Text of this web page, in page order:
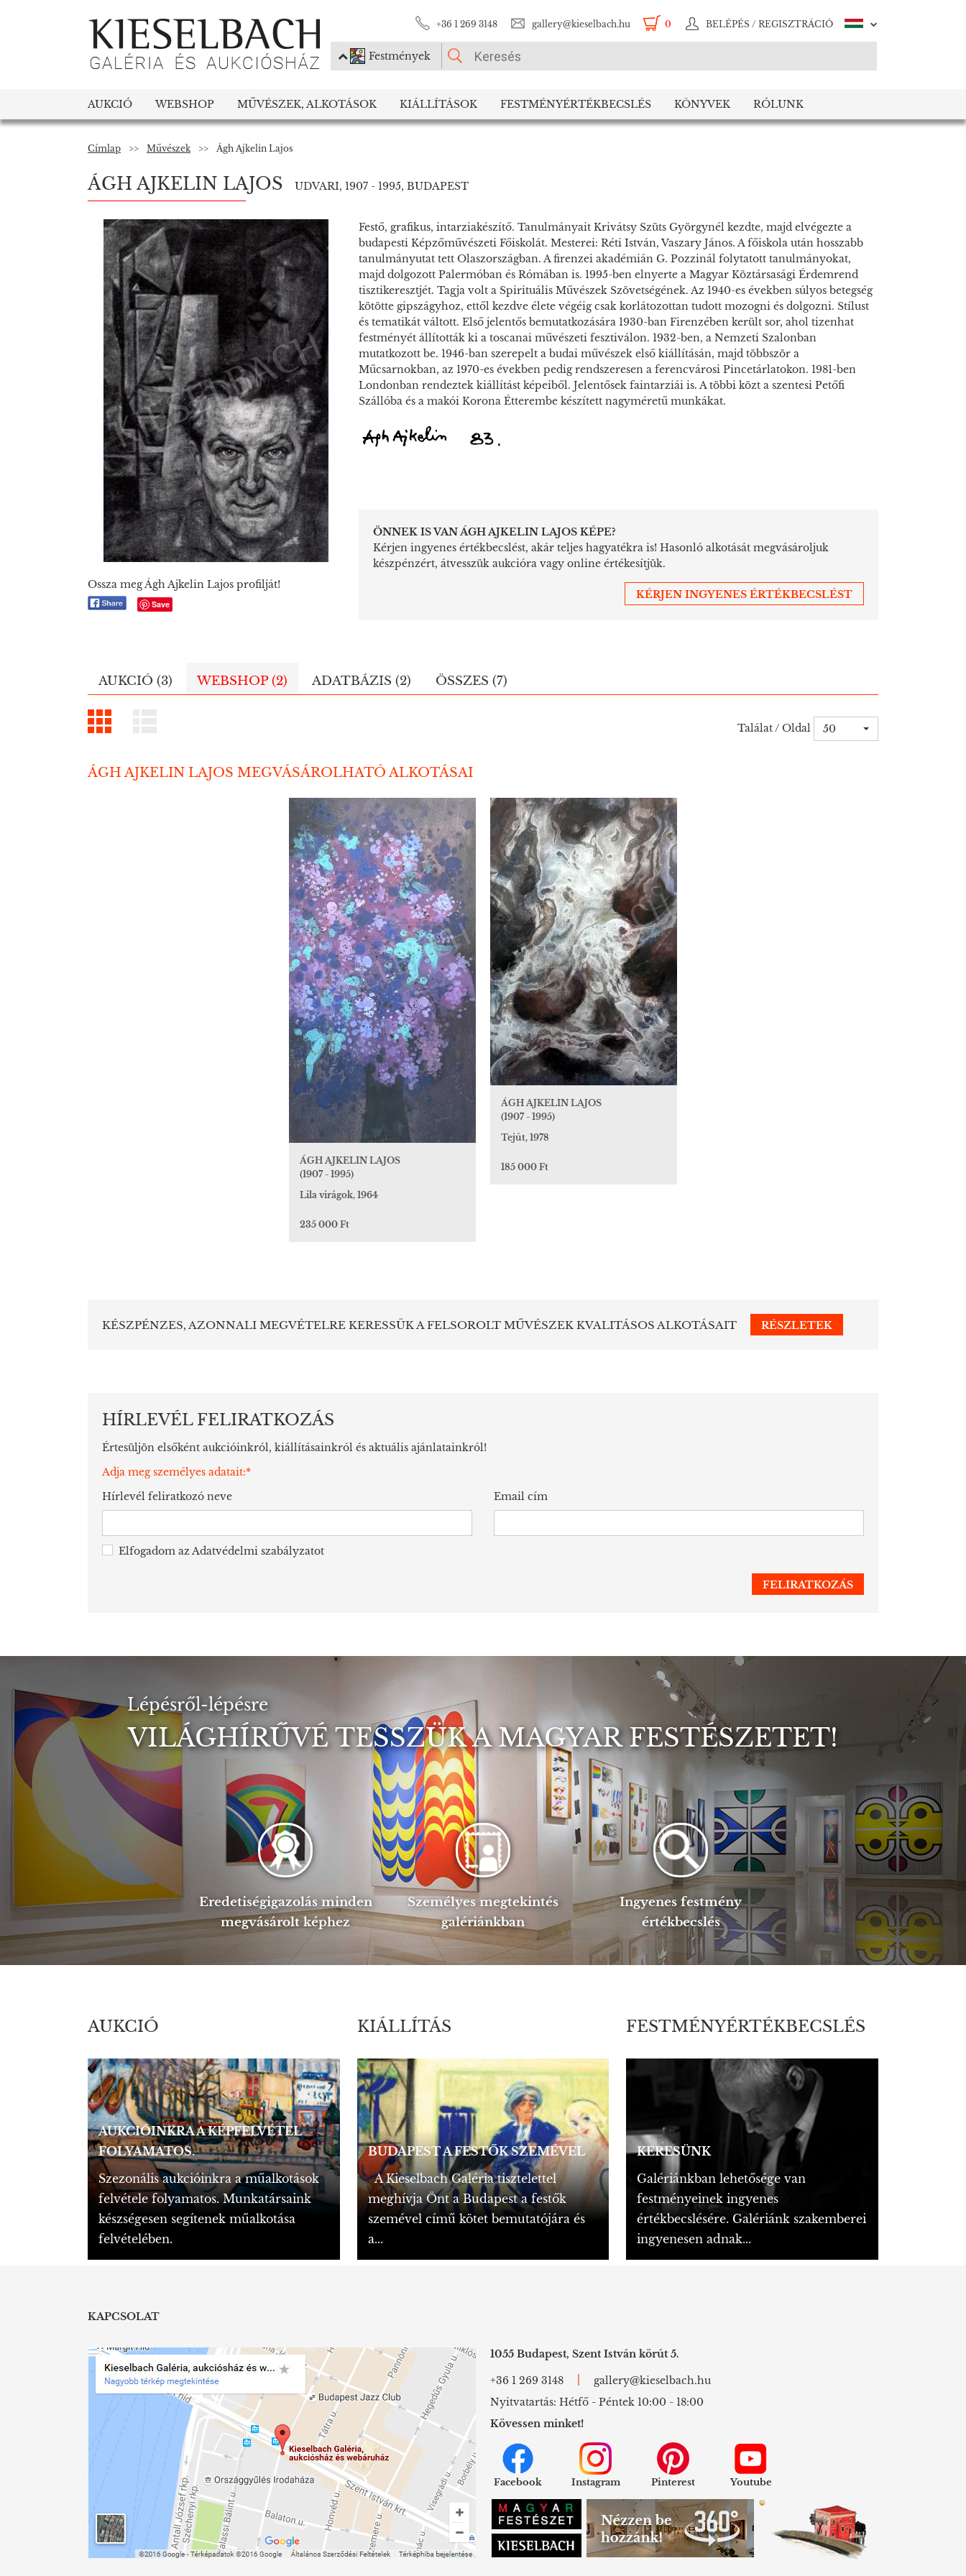
+36 1 269 3148 gallery@kieselbach.hu 0 BELÉPÉS / REGISZTRÁCIÓ
Festmények
Festmények
AUKCIÓ WEBSHOP MŰVÉSZEK, ALKOTÁSOK KIÁLLÍTÁSOK FESTMÉNYÉRTÉKBECSLÉS KÖNYVEK RÓLUNK
Címlap >> Művészek >> Ágh Ajkelin Lajos
ÁGH AJKELIN LAJOS UDVARI, 1907 - 1995, BUDAPEST
Ossza meg Ágh Ajkelin Lajos profilját!
Save
Festő, grafikus, intarziakészítő. Tanulmányait Krivátsy Szüts Györgynél kezdte, majd elvégezte a
budapesti Képzőművészeti Főiskolát. Mesterei: Réti István, Vaszary János. A főiskola után hosszabb
tanulmányutat tett Olaszországban. A firenzei akadémián G. Pozzinál folytatott tanulmányokat,
majd dolgozott Palermóban és Rómában is. 1995-ben elnyerte a Magyar Köztársasági Érdemrend
tisztikeresztjét. Tagja volt a Spirituális Művészek Szövetségének. Az 1940-es években súlyos betegség
kötötte gipszágyhoz, ettől kezdve élete végéig csak korlátozottan tudott mozogni és dolgozni. Stílust
és tematikát váltott. Első jelentős bemutatkozására 1930-ban Firenzében került sor, ahol tizenhat
festményét állították ki a toscanai művészeti fesztiválon. 1932-ben, a Nemzeti Szalonban
mutatkozott be. 1946-ban szerepelt a budai művészek első kiállításán, majd többször a
Műcsarnokban, az 1970-es években pedig rendszeresen a ferencvárosi Pincetárlatokon. 1981-ben
Londonban rendeztek kiállítást képeiből. Jelentősek faintarziái is. A többi közt a szentesi Petőfi
Szállóba és a makói Korona Étterembe készített nagyméretű munkákat.
ÖNNEK IS VAN ÁGH AJKELIN LAJOS KÉPE?
Kérjen ingyenes értékbecslést, akár teljes hagyatékra is! Hasonló alkotását megvásároljuk
készpénzért, átvesszük aukcióra vagy online értékesítjük.
KÉRJEN INGYENES ÉRTÉKBECSLÉST
AUKCIÓ (3) WEBSHOP (2) ADATBÁZIS (2) ÖSSZES (7)
Találat / Oldal 50
ÁGH AJKELIN LAJOS MEGVÁSÁROLHATÓ ALKOTÁSAI
ÁGH AJKELIN LAJOS
(1907 - 1995)
Lila virágok, 1964
235 000 Ft
ÁGH AJKELIN LAJOS
(1907 - 1995)
Tejút, 1978
185 000 Ft
KÉSZPÉNZES, AZONNALI MEGVÉTELRE KERESSÜK A FELSOROLT MŰVÉSZEK KVALITÁSOS ALKOTÁSAIT RÉSZLETEK
HÍRLEVÉL FELIRATKOZÁS
Értesüljön elsőként aukcióinkról, kiállításainkról és aktuális ajánlatainkról!
Adja meg személyes adatait:*
Hírlevél feliratkozó neve
Email cím
Elfogadom azAdatvédelmi szabályzatot
Lépésről-lépésre
VILÁGHÍRŰVÉ TESSZÜK A MAGYAR FESTÉSZETET!
Eredetiségigazolás minden
megvásárolt képhez
Személyes megtekintés
galériánkban
Ingyenes festmény
értékbecslés
AUKCIÓ
AUKCIÓINKRA A KÉPFELVÉTEL
FOLYAMATOS.
Szezonális aukcióinkra a műalkotások
felvétele folyamatos. Munkatársaink
készségesen segítenek műalkotása
felvételében.
KIÁLLÍTÁS
BUDAPEST A FESTŐK SZEMÉVEL
A Kieselbach Galéria tisztelettel
meghívja Önt a Budapest a festők
szemével című kötet bemutatójára és
a...
FESTMÉNYÉRTÉKBECSLÉS
KERESÜNK
Galériánkban lehetősége van
festményeinek ingyenes
értékbecslésére. Galériánk szakemberei
ingyenesen adnak...
KAPCSOLAT
1055 Budapest, Szent István körút 5.
+36 1 269 3148
gallery@kieselbach.hu
Nyitvatartás: Hétfő - Péntek 10:00 - 18:00
Kövessen minket!
Facebook Instagram Pinterest Youtube